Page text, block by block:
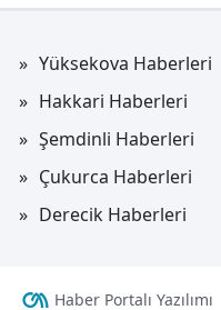
Yüksekova Haberleri
Hakkari Haberleri
Şemdinli Haberleri
Çukurca Haberleri
Derecik Haberleri
Haber Portalı Yazılımı